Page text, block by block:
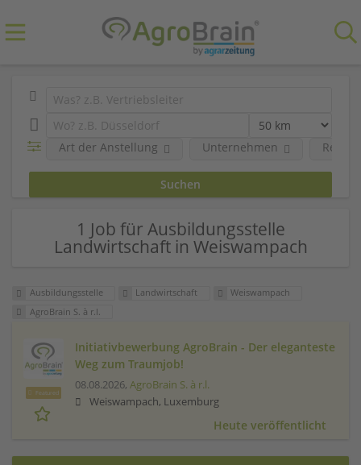
Art der Anstellung Unternehmen Region
1 Job für Ausbildungsstelle
Landwirtschaft in Weiswampach
Ausbildungsstelle Landwirtschaft
Weiswampach
AgroBrain S. à r.l.
Featured
Initiativbewerbung AgroBrain - Der eleganteste
Weg zum Traumjob!
08.08.2026, AgroBrain S. à r.l.
Weiswampach, Luxemburg
Heute veröffentlicht